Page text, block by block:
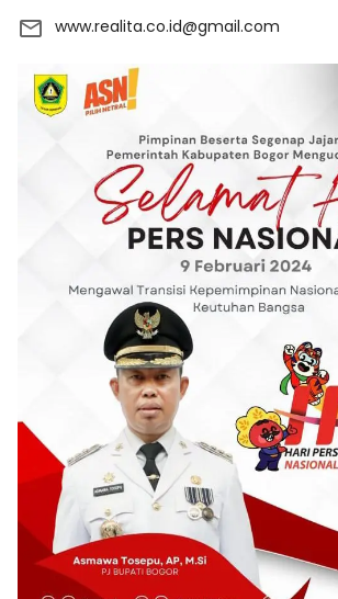
www.realita.co.id@gmail.com